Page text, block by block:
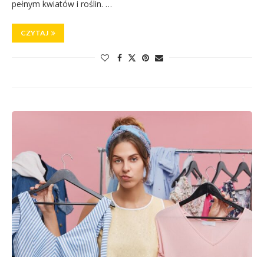
pełnym kwiatów i roślin. …
CZYTAJ